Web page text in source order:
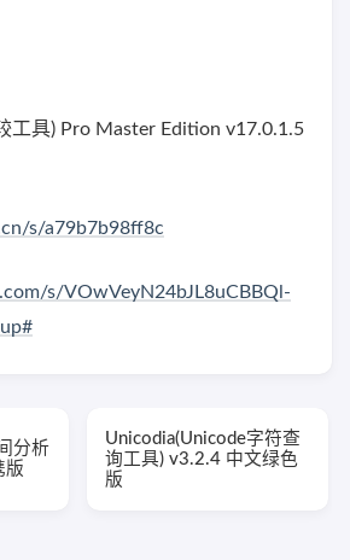
工具) Pro Master Edition v17.0.1.5
s/a79b7b98ff8c
s/VOwVeyN24bJL8uCBBQl-
分析
版
Unicodia(Unicode字符查
询工具) v3.2.4 中文绿色
版